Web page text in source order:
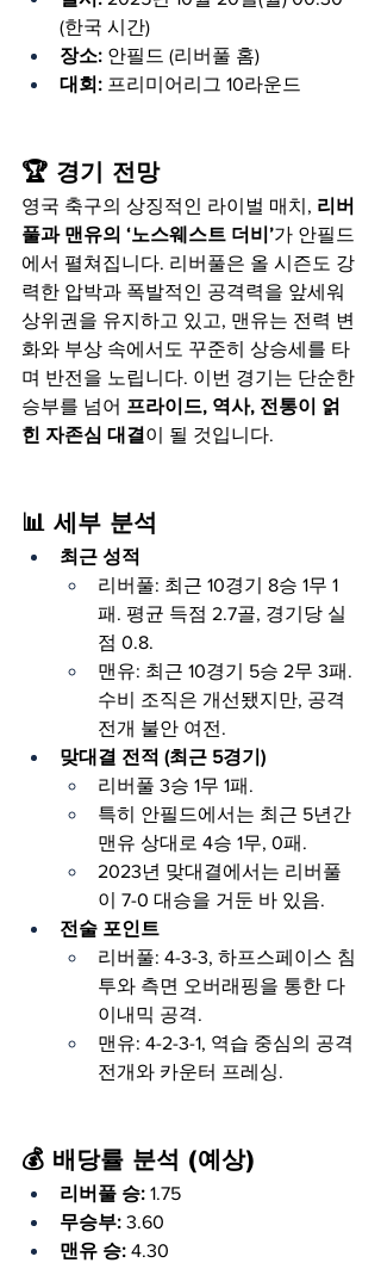
(한국 시간)
장소: 안필드 (리버풀 홈)
대회: 프리미어리그 10라운드
🏆 경기 전망
영국 축구의 상징적인 라이벌 매치, 리버
풀과 맨유의 ‘노스웨스트 더비’가 안필드
에서 펼쳐집니다. 리버풀은 올 시즌도 강
력한 압박과 폭발적인 공격력을 앞세워
상위권을 유지하고 있고, 맨유는 전력 변
화와 부상 속에서도 꾸준히 상승세를 타
며 반전을 노립니다. 이번 경기는 단순한
승부를 넘어 프라이드, 역사, 전통이 얽
힌 자존심 대결 이 될 것입니다.
📊 세부 분석
최근 성적
리버풀: 최근 10경기 8승 1무 1
패. 평균 득점 2.7골, 경기당 실
점 0.8.
맨유: 최근 10경기 5승 2무 3패.
수비 조직은 개선됐지만, 공격
전개 불안 여전.
맞대결 전적 (최근 5경기)
리버풀 3승 1무 1패.
특히 안필드에서는 최근 5년간
맨유 상대로 4승 1무, 0패.
2023년 맞대결에서는 리버풀
이 7-0 대승을 거둔 바 있음.
전술 포인트
리버풀: 4-3-3, 하프스페이스 침
투와 측면 오버래핑을 통한 다
이내믹 공격.
맨유: 4-2-3-1, 역습 중심의 공격
전개와 카운터 프레싱.
💰 배당률 분석 (예상)
리버풀 승: 1.75
무승부: 3.60
맨유 승: 4.30